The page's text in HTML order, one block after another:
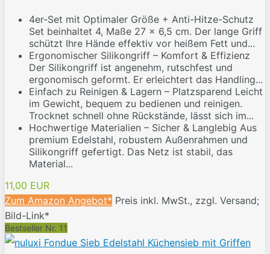
4er-Set mit Optimaler Größe + Anti-Hitze-Schutz
Set beinhaltet 4, Maße 27 x 6,5 cm. Der lange Griff
schützt Ihre Hände effektiv vor heißem Fett und...
Ergonomischer Silikongriff – Komfort & Effizienz
Der Silikongriff ist angenehm, rutschfest und
ergonomisch geformt. Er erleichtert das Handling...
Einfach zu Reinigen & Lagern – Platzsparend Leicht
im Gewicht, bequem zu bedienen und reinigen.
Trocknet schnell ohne Rückstände, lässt sich im...
Hochwertige Materialien – Sicher & Langlebig Aus
premium Edelstahl, robustem Außenrahmen und
Silikongriff gefertigt. Das Netz ist stabil, das
Material...
11,00 EUR
Zum Amazon Angebot* Preis inkl. MwSt., zzgl. Versand;
Bild-Link*
Bestseller Nr. 11